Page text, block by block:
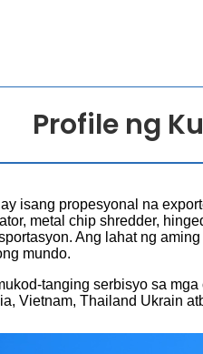
Profile ng
isang propesyonal na
metal chip shredder,
Ang lahat ng
mundo.
tanging serbisyo sa
Vietnam, Thailand Ukrain